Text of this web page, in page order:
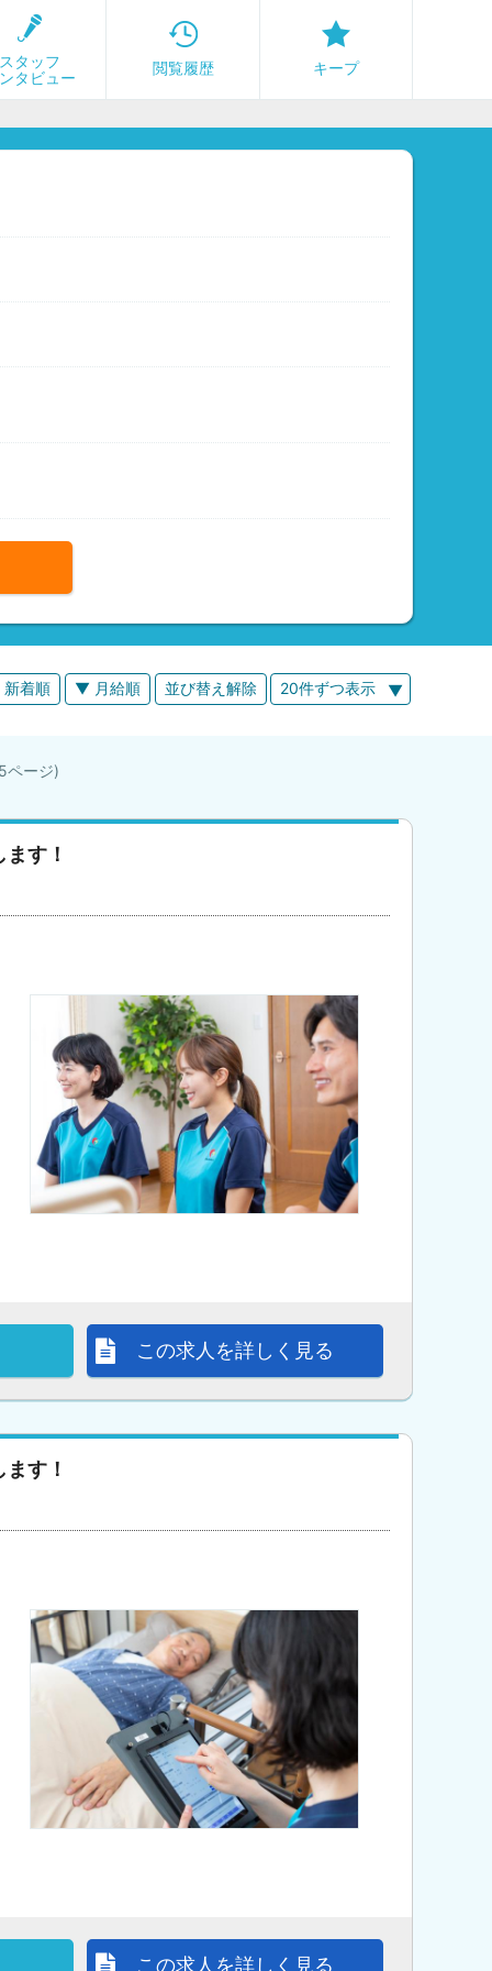
タッフ
タビュー
閲覧履歴 キープ
20件ずつ表示
着順 ▼ 月給順 並び替え解除
ページ)
す！
この求人を詳しく見る
す！
この求人を詳しく見る